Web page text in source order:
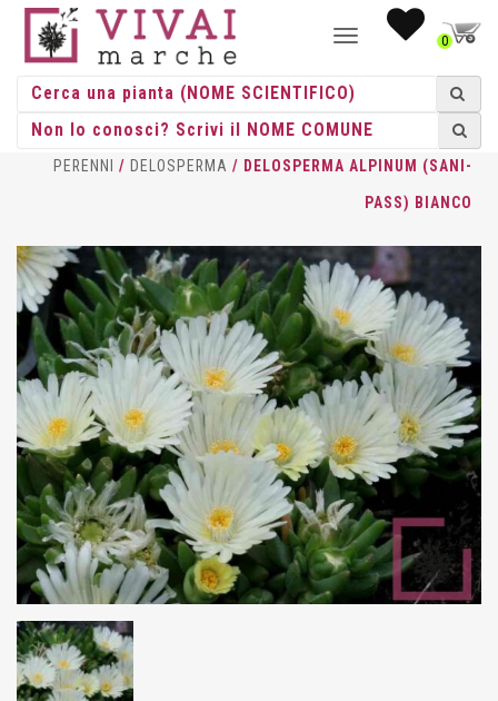
NAVIGAZIONE0
HOME/ ERBACEE ERBACEE
PERENNI / DELOSPERMA / DELOSPERMA ALPINUM (SANI-
PASS) BIANCO